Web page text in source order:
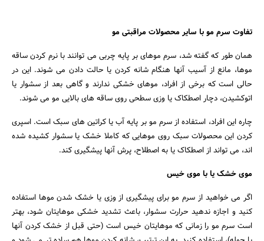
جستجو
تفاوت سرم مو با سایر محصولات مراقبتی مو
همان طور که گفته شد، سرم موهای بر پایه چربی می توانند با نرم کردن ساقه
موها، مانع از آسیب آنها هنگام شانه کردن یا حالت دادن می شوند. این در
حالی است که برخی از افراد، موهای خشکی ندارند و گاهی بعد از سشوار یا
اتوکشیدن، دچار اصطکاک یا وزی سطحی روی ساقه های بالایی مو می شوند.
چاره این افراد، استفاده از سرم مو بر پایه آب یا کراتین های سبک است. اسپری
کردن این محصولات سبک روی موهایی که کاملا خشک یا سشوار کشیده شده
اند، می تواند از اصطکاک یا به اصطلاح، پرش آنها پیشگیری کند.
موی خشک یا با موی خیس
اگر می خواهید از سرم مو برای پیشگیری از وزی یا خشک شدن موها استفاده
کنید و اجازه ندهید حرارت سشوار، باعث تشدید خشکی موهایتان شود، بهتر
است سرم مو را زمانی که موهایتان خیس است (حتی قبل از خشک کردن آنها